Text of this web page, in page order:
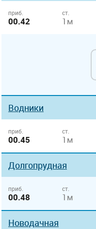
приб.
00.42
ст.
1м
Водники
приб.
00.45
ст.
1м
Долгопрудная
приб.
00.48
ст.
1м
Новодачная